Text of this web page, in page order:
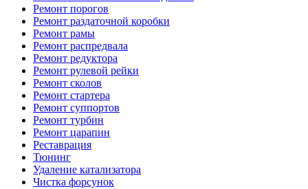
Ремонт порогов
Ремонт раздаточной коробки
Ремонт рамы
Ремонт распредвала
Ремонт редуктора
Ремонт рулевой рейки
Ремонт сколов
Ремонт стартера
Ремонт суппортов
Ремонт турбин
Ремонт царапин
Реставрация
Тюнинг
Удаление катализатора
Чистка форсунок